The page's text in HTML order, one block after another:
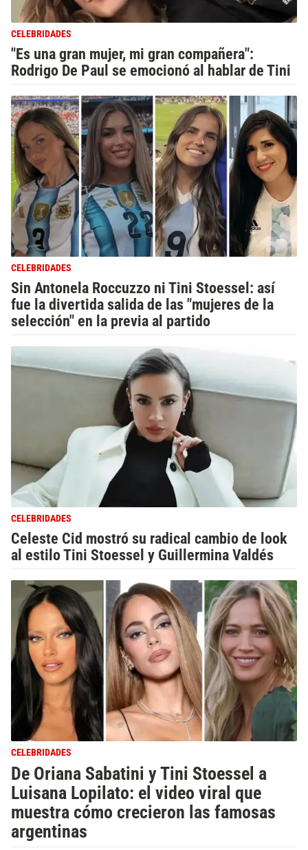
CELEBRIDADES
"Es una gran mujer, mi gran compañera":
Rodrigo De Paul se emocionó al hablar de Tini
CELEBRIDADES
Sin Antonela Roccuzzo ni Tini Stoessel: así
fue la divertida salida de las "mujeres de la
selección" en la previa al partido
CELEBRIDADES
Celeste Cid mostró su radical cambio de look
al estilo Tini Stoessel y Guillermina Valdés
CELEBRIDADES
De Oriana Sabatini y Tini Stoessel a
Luisana Lopilato: el video viral que
muestra cómo crecieron las famosas
argentinas